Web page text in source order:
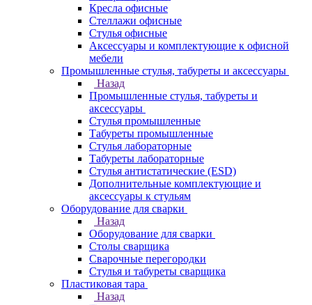
Кресла офисные
Стеллажи офисные
Стулья офисные
Аксессуары и комплектующие к офисной
мебели
Промышленные стулья, табуреты и аксессуары
Назад
Промышленные стулья, табуреты и
аксессуары
Стулья промышленные
Табуреты промышленные
Стулья лабораторные
Табуреты лабораторные
Стулья антистатические (ESD)
Дополнительные комплектующие и
аксессуары к стульям
Оборудование для сварки
Назад
Оборудование для сварки
Столы сварщика
Сварочные перегородки
Стулья и табуреты сварщика
Пластиковая тара
Назад